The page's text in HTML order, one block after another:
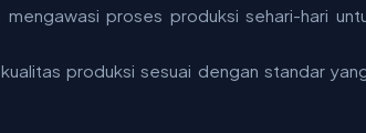
proses produksi sehari-hari
produksi sesuai dengan standar